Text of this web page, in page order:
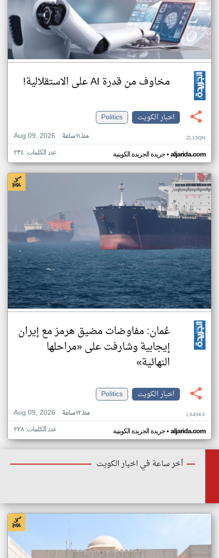
مخاوف من قدرة AI على الاستقلالية!
اخبار الكويت
Politics
Aug 09, 2026
منذ ١١ ساعة ZL13QN
جريدة الجريدة الكويتية• aljarida.com عدد الكلمات: ٢٣٤
عُمان: مفاوضات مضيق هرمز مع إيران
إيجابية وشارفت على «مراحلها
النهائية»
اخبار الكويت
Politics
Aug 09, 2026
منذ ١٢ ساعة LS40KX
جريدة الجريدة الكويتية• aljarida.com عدد الكلمات: ٢٢٨
أخر ساعة في اخبار الكويت